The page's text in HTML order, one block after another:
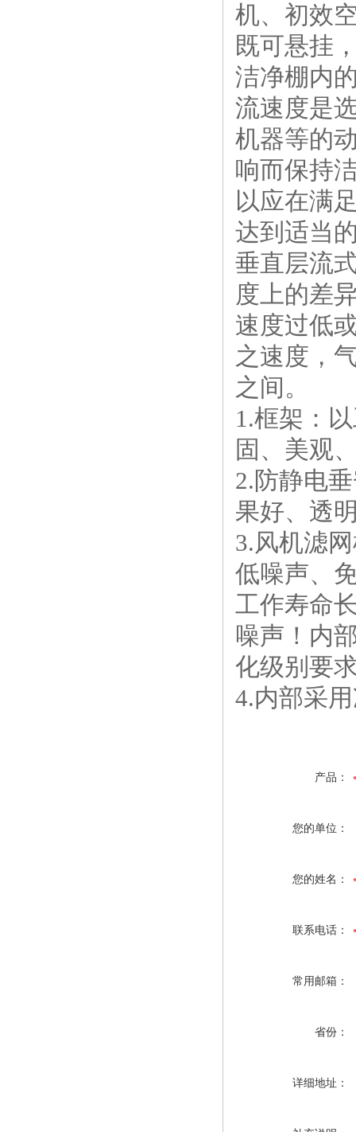
机、初效
既可悬挂
洁净棚内
流速度是
机器等的
响而保持
以应在满
达到适当
垂直层流
度上的差
速度过低
之速度，
之间。
1.框架：
固、美观
2.防静电
果好、透
3.风机滤
低噪声、
工作寿命
噪声！内
化级别要
4.内部采
产品：
您的单位：
您的姓名：
联系电话：
常用邮箱：
省份：
详细地址：